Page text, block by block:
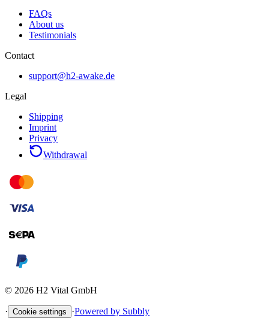
FAQs
About us
Testimonials
Contact
support@h2-awake.de
Legal
Shipping
Imprint
Privacy
Withdrawal
© 2026 H2 Vital GmbH
· Cookie settings ·Powered by Subbly